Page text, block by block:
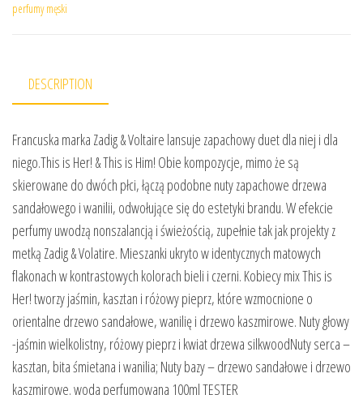
perfumy męski
DESCRIPTION
Francuska marka Zadig & Voltaire lansuje zapachowy duet dla niej i dla
niego.This is Her! & This is Him! Obie kompozycje, mimo że są
skierowane do dwóch płci, łączą podobne nuty zapachowe drzewa
sandałowego i wanilii, odwołujące się do estetyki brandu. W efekcie
perfumy uwodzą nonszalancją i świeżością, zupełnie tak jak projekty z
metką Zadig & Volatire. Mieszanki ukryto w identycznych matowych
flakonach w kontrastowych kolorach bieli i czerni. Kobiecy mix This is
Her! tworzy jaśmin, kasztan i różowy pieprz, które wzmocnione o
orientalne drzewo sandałowe, wanilię i drzewo kaszmirowe. Nuty głowy
-jaśmin wielkolistny, różowy pieprz i kwiat drzewa silkwoodNuty serca –
kasztan, bita śmietana i wanilia; Nuty bazy – drzewo sandałowe i drzewo
kaszmirowe. woda perfumowana 100ml TESTER